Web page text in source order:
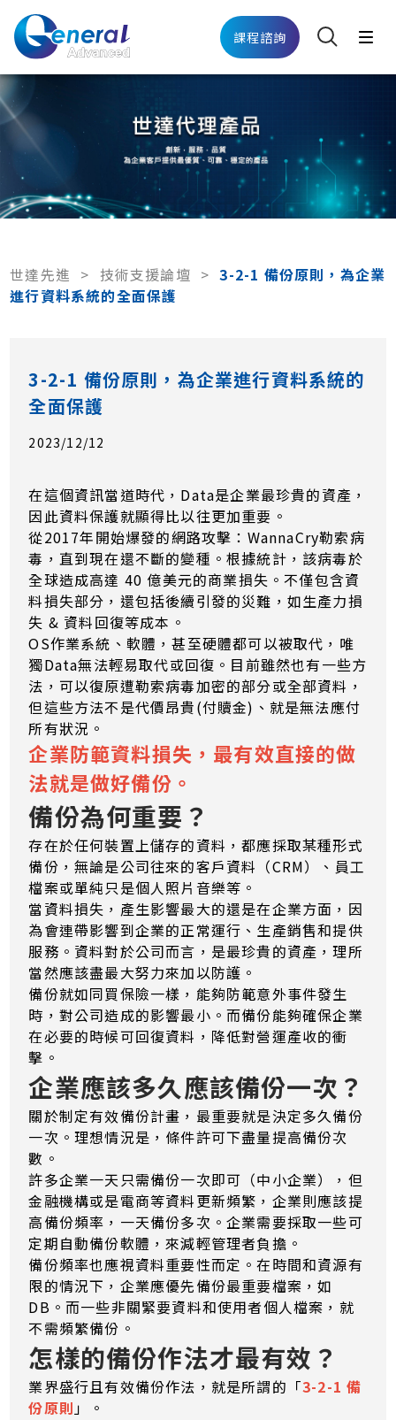
課程諮詢
世達先進 > 技術支援論壇 > 3-2-1 備份原則，為企業
進行資料系統的全面保護
3-2-1 備份原則，為企業進行資料系統的
全面保護
2023/12/12
在這個資訊當道時代，Data是企業最珍貴的資產，
因此資料保護就顯得比以往更加重要。
從2017年開始爆發的網路攻擊：WannaCry勒索病
毒，直到現在還不斷的變種。根據統計，該病毒於
全球造成高達 40 億美元的商業損失。不僅包含資
料損失部分，還包括後續引發的災難，如生產力損
失 & 資料回復等成本。
OS作業系統、軟體，甚至硬體都可以被取代，唯
獨Data無法輕易取代或回復。目前雖然也有一些方
法，可以復原遭勒索病毒加密的部分或全部資料，
但這些方法不是代價昂貴(付贖金)、就是無法應付
所有狀況。
企業防範資料損失，最有效直接的做
法就是做好備份。
備份為何重要？
存在於任何裝置上儲存的資料，都應採取某種形式
備份，無論是公司往來的客戶資料（CRM）、員工
檔案或單純只是個人照片音樂等。
當資料損失，產生影響最大的還是在企業方面，因
為會連帶影響到企業的正常運行、生產銷售和提供
服務。資料對於公司而言，是最珍貴的資產，理所
當然應該盡最大努力來加以防護。
備份就如同買保險一樣，能夠防範意外事件發生
時，對公司造成的影響最小。而備份能夠確保企業
在必要的時候可回復資料，降低對營運產收的衝
擊。
企業應該多久應該備份一次？
關於制定有效備份計畫，最重要就是決定多久備份
一次。理想情況是，條件許可下盡量提高備份次
數。
許多企業一天只需備份一次即可（中小企業），但
金融機構或是電商等資料更新頻繁，企業則應該提
高備份頻率，一天備份多次。企業需要採取一些可
定期自動備份軟體，來減輕管理者負擔。
備份頻率也應視資料重要性而定。在時間和資源有
限的情況下，企業應優先備份最重要檔案，如
DB。而一些非關緊要資料和使用者個人檔案，就
不需頻繁備份。
怎樣的備份作法才最有效？
業界盛行且有效備份作法，就是所謂的「3-2-1 備
份原則」。